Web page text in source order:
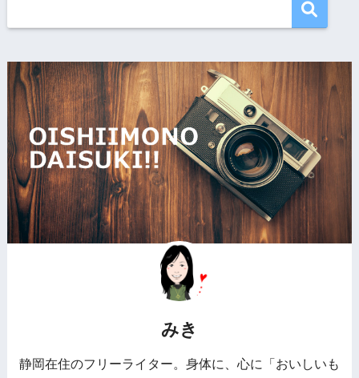
みき
静岡在住のフリーライター。身体に、心に「おいしいも